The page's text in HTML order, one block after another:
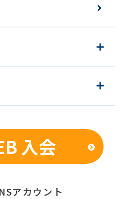
入会
アカウント